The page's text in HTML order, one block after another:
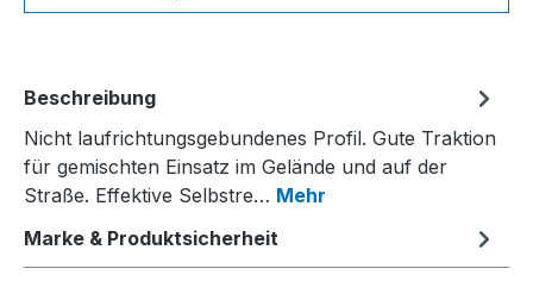
Beschreibung
Nicht laufrichtungsgebundenes Profil. Gute Traktion
für gemischten Einsatz im Gelände und auf der
Straße. Effektive Selbstre… Mehr
Marke & Produktsicherheit